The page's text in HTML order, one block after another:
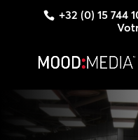
+32 (0) 15 744